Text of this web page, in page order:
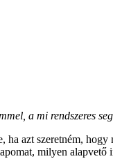
a mi rendszeres
azt szeretném,
milyen alapvető